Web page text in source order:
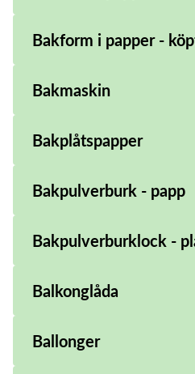
Bakform i papper -
Bakmaskin
Bakplåtspapper
Bakpulverburk - papp
Bakpulverburklock -
Balkonglåda
Ballonger